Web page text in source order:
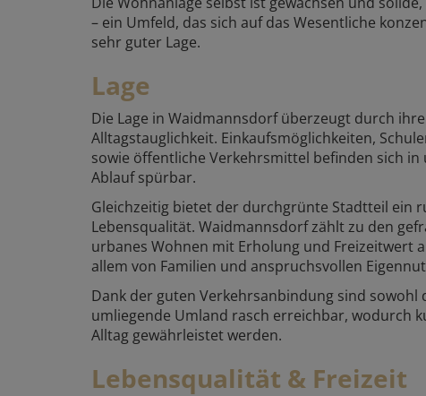
– ein Umfeld, das sich auf das Wesentliche
sehr guter Lage.
Lage
Die Lage in Waidmannsdorf überzeugt durch
Alltagstauglichkeit. Einkaufsmöglichkeiten,
sowie öffentliche Verkehrsmittel befinden sich
Ablauf spürbar.
Gleichzeitig bietet der durchgrünte Stadtteil ein
Lebensqualität. Waidmannsdorf zählt zu den
urbanes Wohnen mit Erholung und Freizeitwert
allem von Familien und anspruchsvollen
Dank der guten Verkehrsanbindung sind
umliegende Umland rasch erreichbar, wodurch
Alltag gewährleistet werden.
Lebensqualität & Freizeit